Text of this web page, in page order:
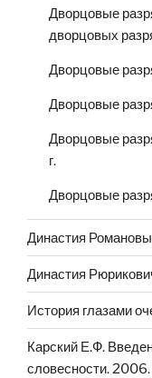
Дворцовые
дворцовых
Дворцовые
Дворцовые
Дворцовые
г.
Дворцовые
Династия
Династия
История глазами
Карский Е.Ф.
словесности. 2006.